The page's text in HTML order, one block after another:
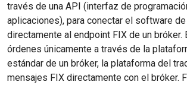
través de una API (interfaz de
aplicaciones), para conectar el software
directamente al endpoint FIX de un bróker.
órdenes únicamente a través de la
estándar de un bróker, la plataforma del
mensajes FIX directamente con el bróker.